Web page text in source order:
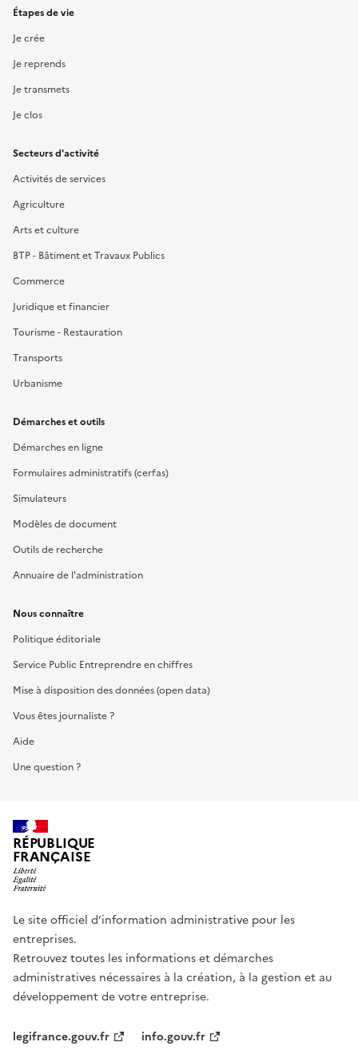
Étapes de vie
Je crée
Je reprends
Je transmets
Je clos
Secteurs d'activité
Activités de services
Agriculture
Arts et culture
BTP - Bâtiment et Travaux Publics
Commerce
Juridique et financier
Tourisme - Restauration
Transports
Urbanisme
Démarches et outils
Démarches en ligne
Formulaires administratifs (cerfas)
Simulateurs
Modèles de document
Outils de recherche
Annuaire de l'administration
Nous connaître
Politique éditoriale
Service Public Entreprendre en chiffres
Mise à disposition des données (open data)
Vous êtes journaliste ?
Aide
Une question ?
RÉPUBLIQUE
FRANÇAISE
Le site officiel d’information administrative pour les
entreprises.
Retrouvez toutes les informations et démarches
administratives nécessaires à la création, à la gestion et au
développement de votre entreprise.
legifrance.gouv.fr info.gouv.fr